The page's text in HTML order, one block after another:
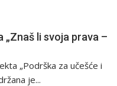
li svoja prava –
„Podrška za učešće i
je...